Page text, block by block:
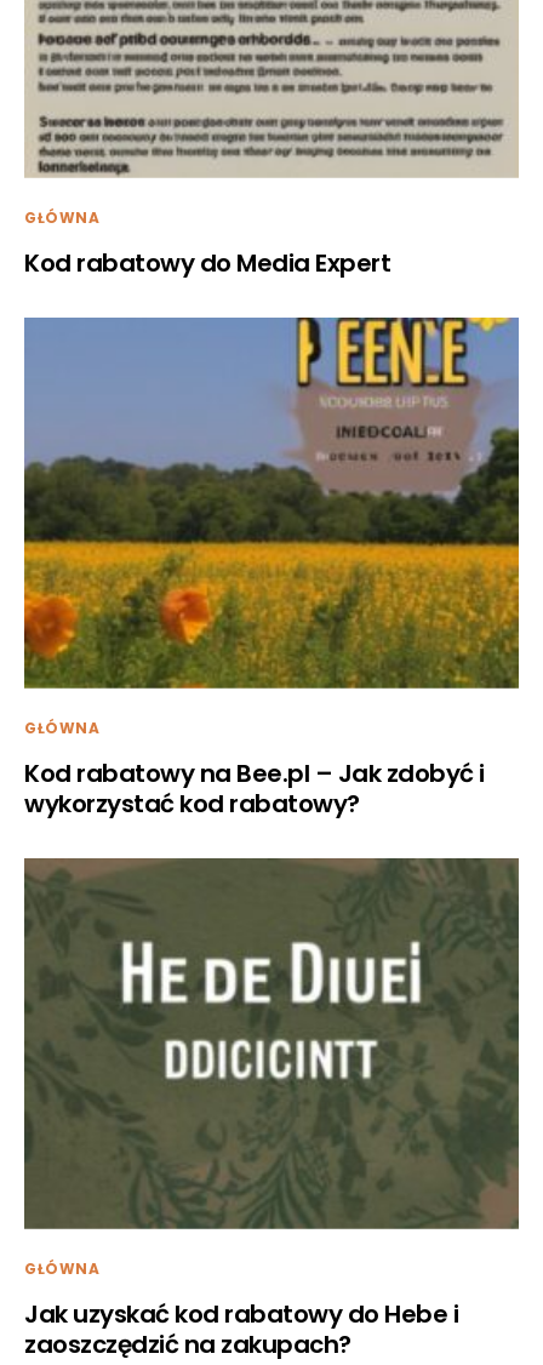
GŁÓWNA
Kod rabatowy do Media Expert
GŁÓWNA
Kod rabatowy na Bee.pl – Jak zdobyć i
wykorzystać kod rabatowy?
GŁÓWNA
Jak uzyskać kod rabatowy do Hebe i
zaoszczędzić na zakupach?